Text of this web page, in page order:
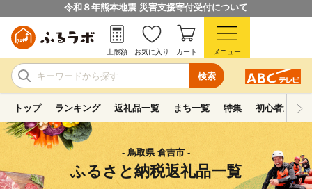
令和８年熊本地震 災害支援寄付受付について
検索
上限額 お気に入り カート メニュー
トップ ランキング 返礼品一覧 まち一覧 特集 初心者ガイド
- 鳥取県 倉吉市 -
ふるさと納税返礼品一覧